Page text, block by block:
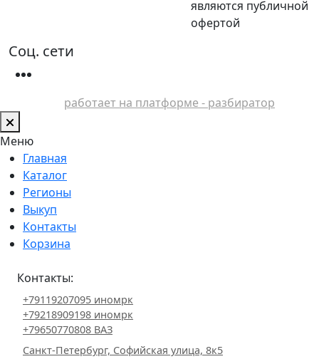
являются публичной
офертой
Соц. сети
работает на платформе - разбиратор
Меню
Главная
Каталог
Регионы
Выкуп
Контакты
Корзина
Контакты:
+79119207095 иномрк
+79218909198 иномрк
+79650770808 ВАЗ
Санкт-Петербург, Софийская улица, 8к5